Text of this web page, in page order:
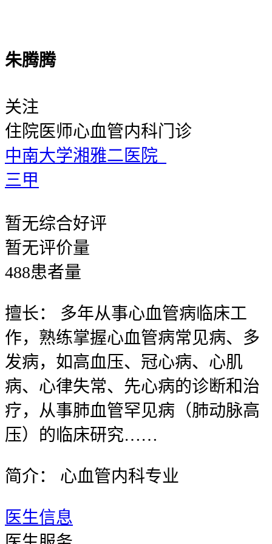
朱腾腾
关注
住院医师心血管内科门诊
中南大学湘雅二医院
三甲
暂无综合好评
暂无评价量
488患者量
擅长：
多年从事心血管病临床工
作，熟练掌握心血管病常见病、多
发病，如高血压、冠心病、心肌
病、心律失常、先心病的诊断和治
疗，从事肺血管罕见病（肺动脉高
压）的临床研究……
简介： 心血管内科专业
医生信息